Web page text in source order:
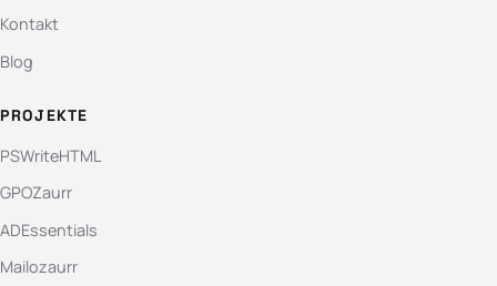
Kontakt
Blog
PROJEKTE
PSWriteHTML
GPOZaurr
ADEssentials
Mailozaurr